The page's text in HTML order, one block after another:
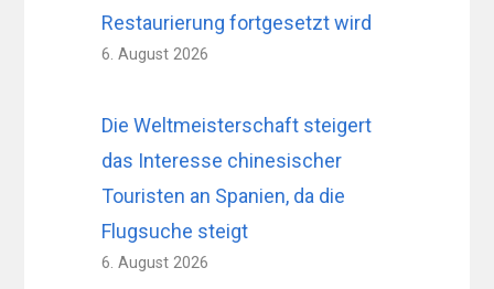
Restaurierung fortgesetzt wird
6. August 2026
Die Weltmeisterschaft steigert
das Interesse chinesischer
Touristen an Spanien, da die
Flugsuche steigt
6. August 2026